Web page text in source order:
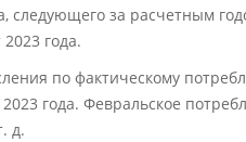
следующего за расчетным
года.
по фактическому
года. Февральское
д.